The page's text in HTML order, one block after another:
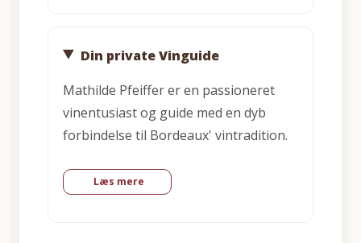
Din private Vinguide
Mathilde Pfeiffer er en passioneret
vinentusiast og guide med en dyb
forbindelse til Bordeaux' vintradition.
Læs mere